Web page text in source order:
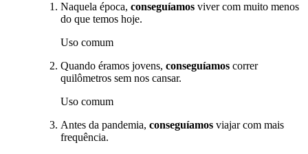
Naquela época, conseguíamos viver com muito menos
do que temos hoje.
Uso comum
Quando éramos jovens, conseguíamos correr
quilômetros sem nos cansar.
Uso comum
Antes da pandemia, conseguíamos viajar com mais
frequência.